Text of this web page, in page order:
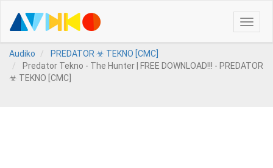
Toggle
Audiko
PREDATOR ☣ TEKNO [CMC]
Predator Tekno - The Hunter | FREE DOWNLOAD!!! - PREDATOR
☣ TEKNO [CMC]